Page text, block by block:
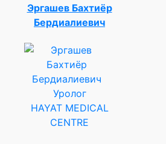
Эргашев Бахтиёр
Бердиалиевич
Уролог
HAYAT MEDICAL
CENTRE